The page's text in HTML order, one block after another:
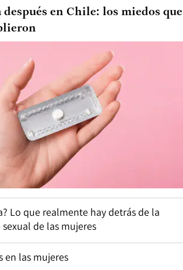
en Chile: los miedos que
Lo que realmente hay detrás de la
de las mujeres
en las mujeres